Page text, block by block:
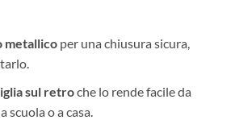
metallicoper una chiusura sicura,
sul retroche lo rende facile da
scuola o a casa.